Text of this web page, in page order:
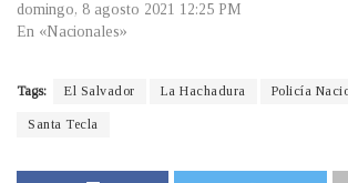
domingo, 8 agosto 2021 12:25 PM
En «Nacionales»
Tags: El Salvador La Hachadura Policía
Santa Tecla